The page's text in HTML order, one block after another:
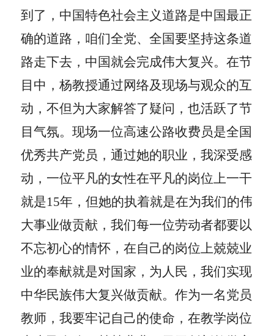
到了，中国特色社会主义道路是中国最正
确的道路，咱们全党、全国要坚持这条道
路走下去，中国就会完成伟大复兴。在节
目中，杨教授通过网络及现场与观众的互
动，不但为大家解答了疑问，也活跃了节
目气氛。现场一位高速公路收费员是全国
优秀共产党员，通过她的职业，我深受感
动，一位平凡的女性在平凡的岗位上一干
就是15年，但她的执着就是在为我们的伟
大事业做贡献，我们每一位劳动者都要以
不忘初心的情怀，在自己的岗位上兢兢业
业的奉献就是对国家，为人民，我们实现
中华民族伟大复兴做贡献。作为一名党员
教师，我要牢记自己的使命，在教学岗位